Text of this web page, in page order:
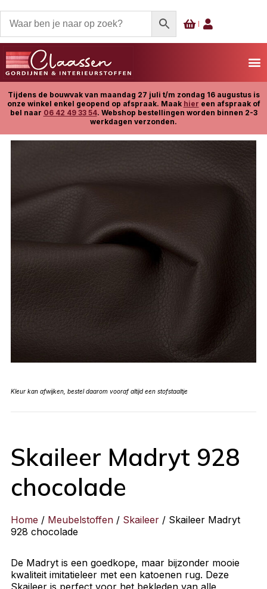
Tijdens de bouwvak van maandag 27 juli t/m zondag 16 augustus is
onze winkel enkel geopend op afspraak. Maak hier een afspraak of
bel naar 06 42 49 33 54. Webshop bestellingen worden binnen 2-3
werkdagen verzonden.
Kleur kan afwijken, bestel daarom vooraf altijd een stofstaaltje
Skaileer Madryt 928
chocolade
Home / Meubelstoffen / Skaileer / Skaileer Madryt
928 chocolade
De Madryt is een goedkope, maar bijzonder mooie
kwaliteit imitatieleer met een katoenen rug. Deze
Skaileer is perfect voor het bekleden van alle